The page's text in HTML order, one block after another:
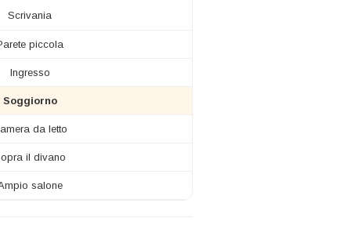
Scrivania
piccola
Ingresso
Soggiorno
da letto
il divano
salone